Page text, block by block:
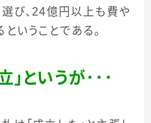
び、 24億円以上も費や
いうことである。
」というが･･･